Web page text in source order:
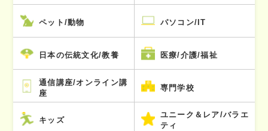
ペット/動物 パソコン/IT
日本の伝統文化/教養 医療/介護/福祉
通信講座/オンライン講
座
専門学校
キッズ
ユニーク＆レア/バラエ
ティ